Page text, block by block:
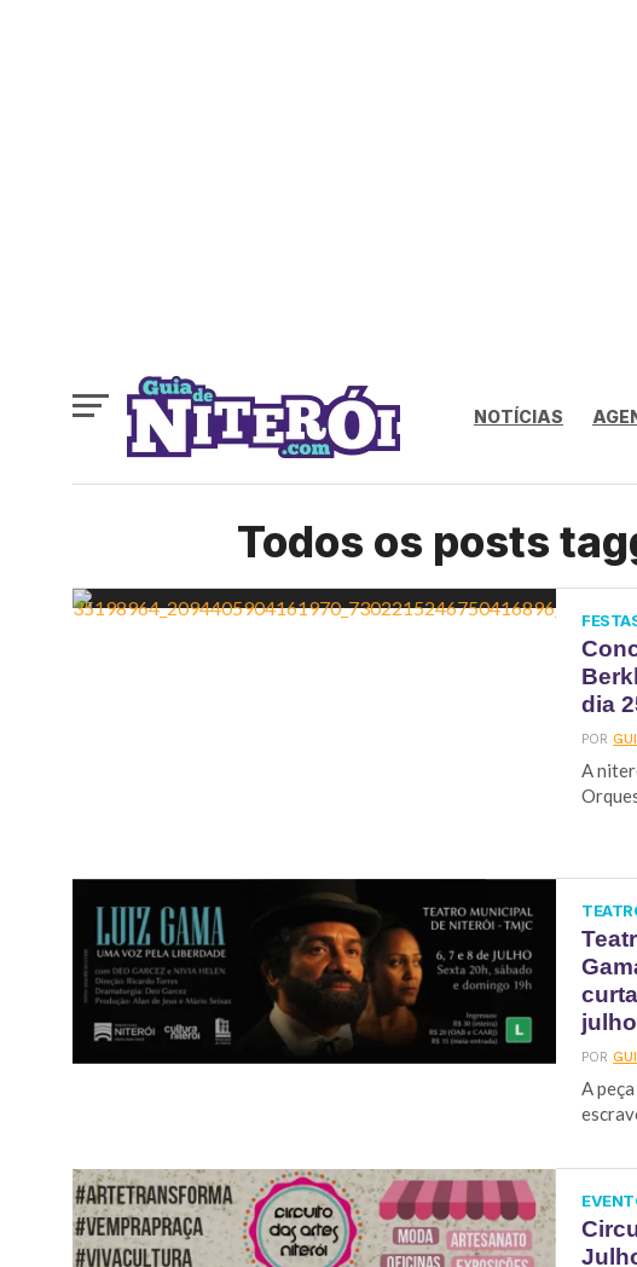
NOTÍCIAS
Todos os posts
dia
POR
A
POR
A